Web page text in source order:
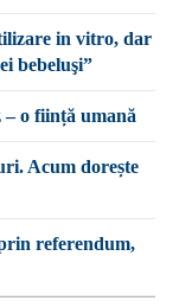
in vitro, dar
bebeluşi”
– o ființă umană
Acum dorește
referendum,